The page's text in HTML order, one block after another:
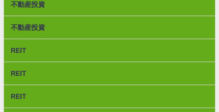
不動産投資
不動産投資
REIT
REIT
REIT